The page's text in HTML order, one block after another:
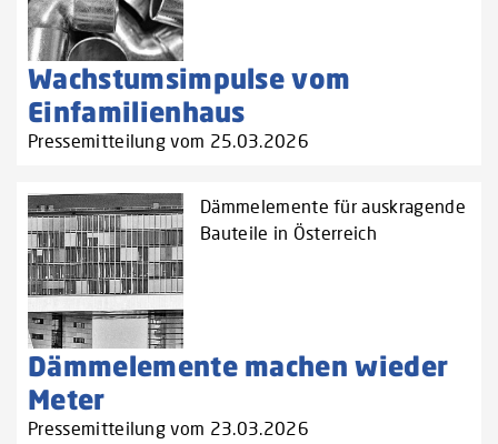
Wachstumsimpulse vom
Einfamilienhaus
Pressemitteilung vom 25.03.2026
Dämmelemente für auskragende
Bauteile in Österreich
Dämmelemente machen wieder
Meter
Pressemitteilung vom 23.03.2026